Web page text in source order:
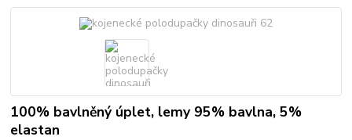
100% bavlněný úplet, lemy 95% bavlna, 5%
elastan